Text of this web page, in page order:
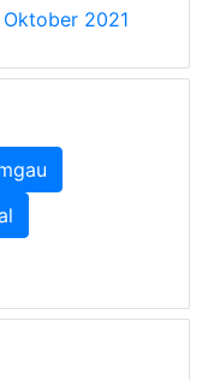
Oktober 2021